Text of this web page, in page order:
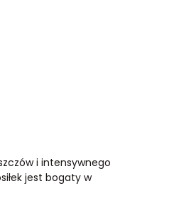
i intensywnego
jest bogaty w